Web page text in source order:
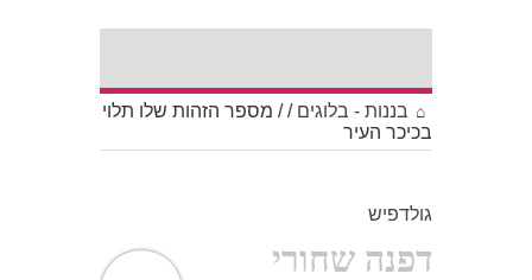
בננות - בלוגים /
/ מספר הזהות שלו תלוי
בכיכר העיר
גולדפיש
דפנה שחורי